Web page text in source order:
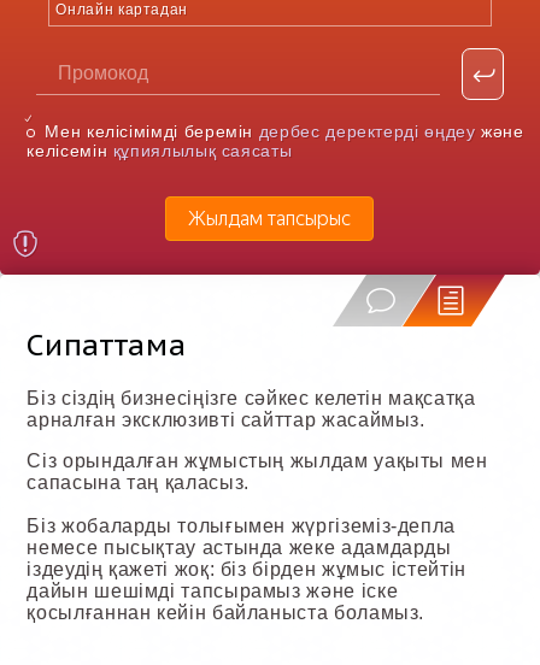
Онлайн картадан
Мен келісімімді беремін дербес деректерді өңдеу және
келісемін құпиялылық саясаты
Жылдам тапсырыс
Сипаттама
Біз сіздің бизнесіңізге сәйкес келетін мақсатқа
арналған эксклюзивті сайттар жасаймыз.
Сіз орындалған жұмыстың жылдам уақыты мен
сапасына таң қаласыз.
Біз жобаларды толығымен жүргіземіз-депла
немесе пысықтау астында жеке адамдарды
іздеудің қажеті жоқ: біз бірден жұмыс істейтін
дайын шешімді тапсырамыз және іске
қосылғаннан кейін байланыста боламыз.